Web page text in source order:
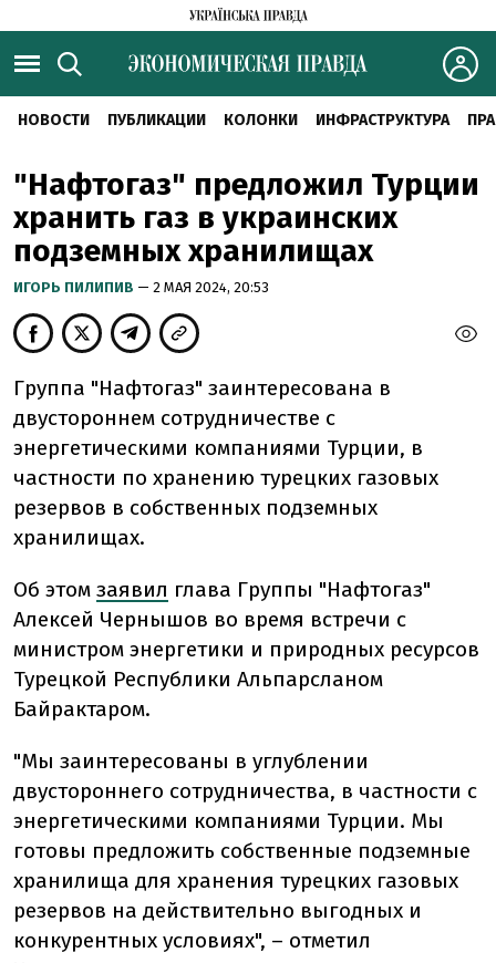
НОВОСТИ ПУБЛИКАЦИИ КОЛОНКИ ИНФРАСТРУКТУРА
"Нафтогаз" предложил Турции
хранить газ в украинских
подземных хранилищах
ИГОРЬ ПИЛИПИВ — 2 МАЯ 2024, 20:53
Группа "Нафтогаз" заинтересована в
двустороннем сотрудничестве с
энергетическими компаниями Турции, в
частности по хранению турецких газовых
резервов в собственных подземных
хранилищах.
Об этом заявил глава Группы "Нафтогаз"
Алексей Чернышов во время встречи с
министром энергетики и природных ресурсов
Турецкой Республики Альпарсланом
Байрактаром.
"Мы заинтересованы в углублении
двустороннего сотрудничества, в частности с
энергетическими компаниями Турции. Мы
готовы предложить собственные подземные
хранилища для хранения турецких газовых
резервов на действительно выгодных и
конкурентных условиях", – отметил